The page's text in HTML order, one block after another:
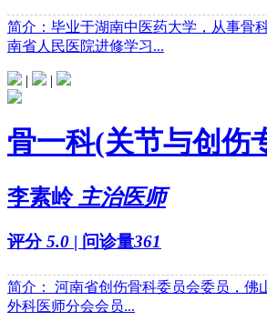
简介：毕业于湖南中医药大学，从事骨
南省人民医院进修学习...
| |
骨一科(关节与创伤
李素岭主治医师
评分5.0 | 问诊量361
简介： 河南省创伤骨科委员会委员，佛
外科医师分会会员...